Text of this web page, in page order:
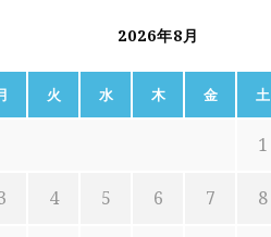
2026年8月
火 水 木 金 土
1
4 5 6 7 8